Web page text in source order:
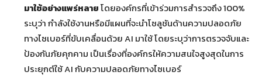
มาใช้อย่างแพร่หลายโดยองค์กรที่เข้าร่วมการสำรวจถึง 100%
ระบุว่า กำลังใช้งานหรือมีแผนที่จะนำโซลูชันด้านความปลอดภัย
ทางไซเบอร์ที่ขับเคลื่อนด้วย AI มาใช้ โดยระบุว่าการตรวจจับและ
ป้องกันภัยคุกคาม เป็นเรื่องที่องค์กรให้ความสนใจสูงสุดในการ
ประยุกต์ใช้ AI กับความปลอดภัยทางไซเบอร์